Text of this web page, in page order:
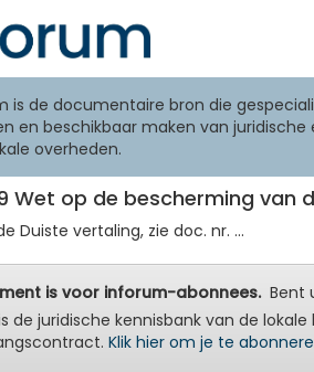
is de documentaire bron die
en beschikbaar maken van
overheden.
Wet op de bescherming van
Duiste vertaling, zie doc. nr. ...
is voor inforum-abonnees.Bent
de juridische kennisbank van de
Klik hier om je te